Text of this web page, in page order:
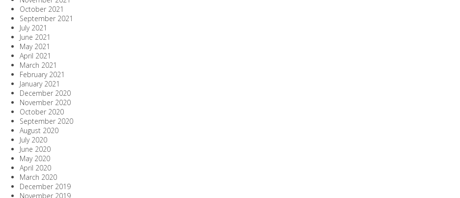
October 2021
September 2021
July 2021
June 2021
May 2021
April 2021
March 2021
February 2021
January 2021
December 2020
November 2020
October 2020
September 2020
August 2020
July 2020
June 2020
May 2020
April 2020
March 2020
December 2019
November 2019